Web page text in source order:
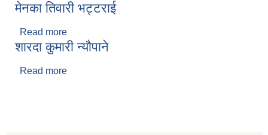
मेनका तिवारी भट्टराई
Read more
शारदा कुमारी न्यौपाने
Read more